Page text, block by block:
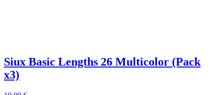
Siux Basic Lengths 26 Multicolor (Pack
x3)